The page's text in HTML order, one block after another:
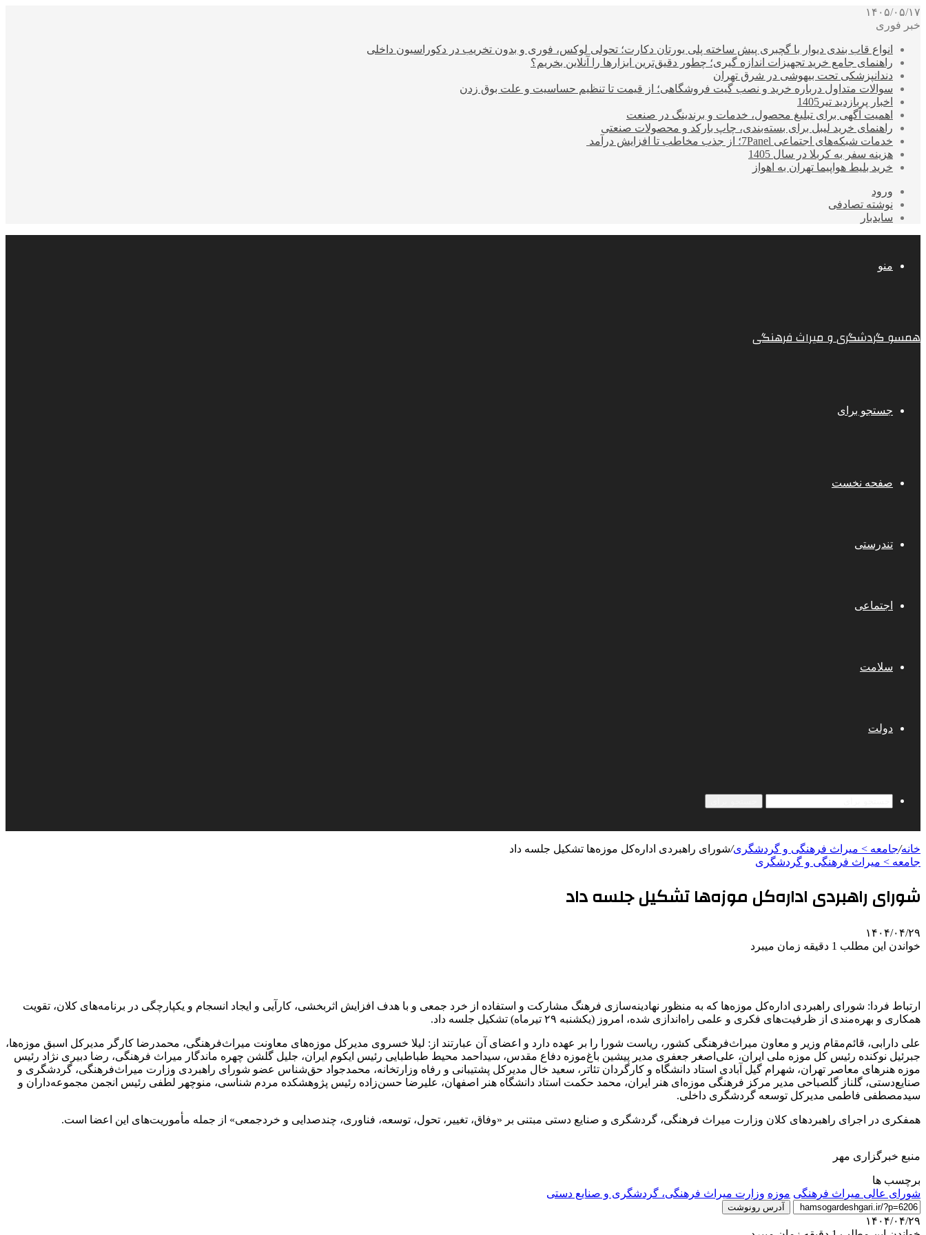
۱۴۰۵/۰۵/۱۷
خبر فوری
انواع قاب بندی دیوار با گچبری پیش ساخته پلی یورتان دکارت؛ تحولی لوکس، فوری و بدون تخریب در دکوراسیون داخلی
راهنمای جامع خرید تجهیزات اندازه گیری؛ چطور دقیق‌ترین ابزارها را آنلاین بخریم؟
دندانپزشکی تحت بیهوشی در شرق تهران
سوالات متداول درباره خرید و نصب گیت فروشگاهی؛ از قیمت تا تنظیم حساسیت و علت بوق زدن
اخبار پربازدید تیر1405
اهمیت آگهی برای تبلیغ محصول، خدمات و برندینگ در صنعت
راهنمای خرید لیبل برای بسته‌بندی، چاپ بارکد و محصولات صنعتی
خدمات شبکه‌های اجتماعی 7Panel؛ از جذب مخاطب تا افزایش درآمد
هزینه سفر به کربلا در سال 1405
خرید بلیط هواپیما تهران به اهواز
ورود
نوشته تصادفی
سایدبار
منو
همسو گردشگری و میراث فرهنگی
جستجو برای
صفحه نخست
تندرستی
اجتماعی
سلامت
دولت
خانه/جامعه > میراث فرهنگی و گردشگری/شورای راهبردی اداره‌کل موزه‌ها تشکیل جلسه داد
جامعه > میراث فرهنگی و گردشگری
شورای راهبردی اداره‌کل موزه‌ها تشکیل جلسه داد
۱۴۰۴/۰۴/۲۹
خواندن این مطلب 1 دقیقه زمان میبرد
ارتباط فردا: شورای راهبردی اداره‌کل موزه‌ها که به منظور نهادینه‌سازی فرهنگ مشارکت و استفاده از خرد جمعی و با هدف افزایش اثربخشی، کارآیی و ایجاد انسجام و یکپارچگی در برنامه‌های کلان، تقویت
همکاری و بهره‌مندی از ظرفیت‌های فکری و علمی راه‌اندازی شده، امروز (یکشنبه ۲۹ تیرماه) تشکیل جلسه داد.
علی دارابی، قائم‌مقام وزیر و معاون میراث‌فرهنگی کشور، ریاست شورا را بر عهده دارد و اعضای آن عبارتند از: لیلا خسروی مدیرکل موزه‌های معاونت میراث‌فرهنگی، محمدرضا کارگر مدیرکل اسبق موزه‌ها،
جبرئیل نوکنده رئیس کل موزه ملی ایران، علی‌اصغر جعفری مدیر پیشین باغ‌موزه دفاع مقدس، سیداحمد محیط طباطبایی رئیس ایکوم ایران، جلیل گلشن چهره ماندگار میراث فرهنگی، رضا دبیری نژاد رئیس
موزه هنرهای معاصر تهران، شهرام گیل آبادی استاد دانشگاه و کارگردان تئاتر، سعید خال مدیرکل پشتیبانی و رفاه وزارتخانه، محمدجواد حق‌شناس عضو شورای راهبردی وزارت میراث‌فرهنگی، گردشگری و
صنایع‌دستی، گلناز گلصباحی مدیر مرکز فرهنگی موزه‌ای هنر ایران، محمد حکمت استاد دانشگاه هنر اصفهان، علیرضا حسن‌زاده رئیس پژوهشکده مردم شناسی، منوچهر لطفی رئیس انجمن مجموعه‌داران و
سیدمصطفی فاطمی مدیرکل توسعه گردشگری داخلی.
همفکری در اجرای راهبردهای کلان وزارت میراث فرهنگی، گردشگری و صنایع دستی مبتنی بر «وفاق، تغییر، تحول، توسعه، فناوری، چندصدایی و خردجمعی» از جمله مأموریت‌های این اعضا است.
منبع خبرگزاری مهر
برچسب ها
شورای عالی میراث فرهنگی موزه وزارت میراث فرهنگی، گردشگری و صنایع دستی
آدرس رونوشت
۱۴۰۴/۰۴/۲۹